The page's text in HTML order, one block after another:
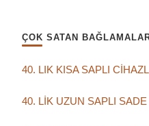
ÇOK SATAN
40. LIK KISA SAPLI
40. LİK UZUN SAPLI